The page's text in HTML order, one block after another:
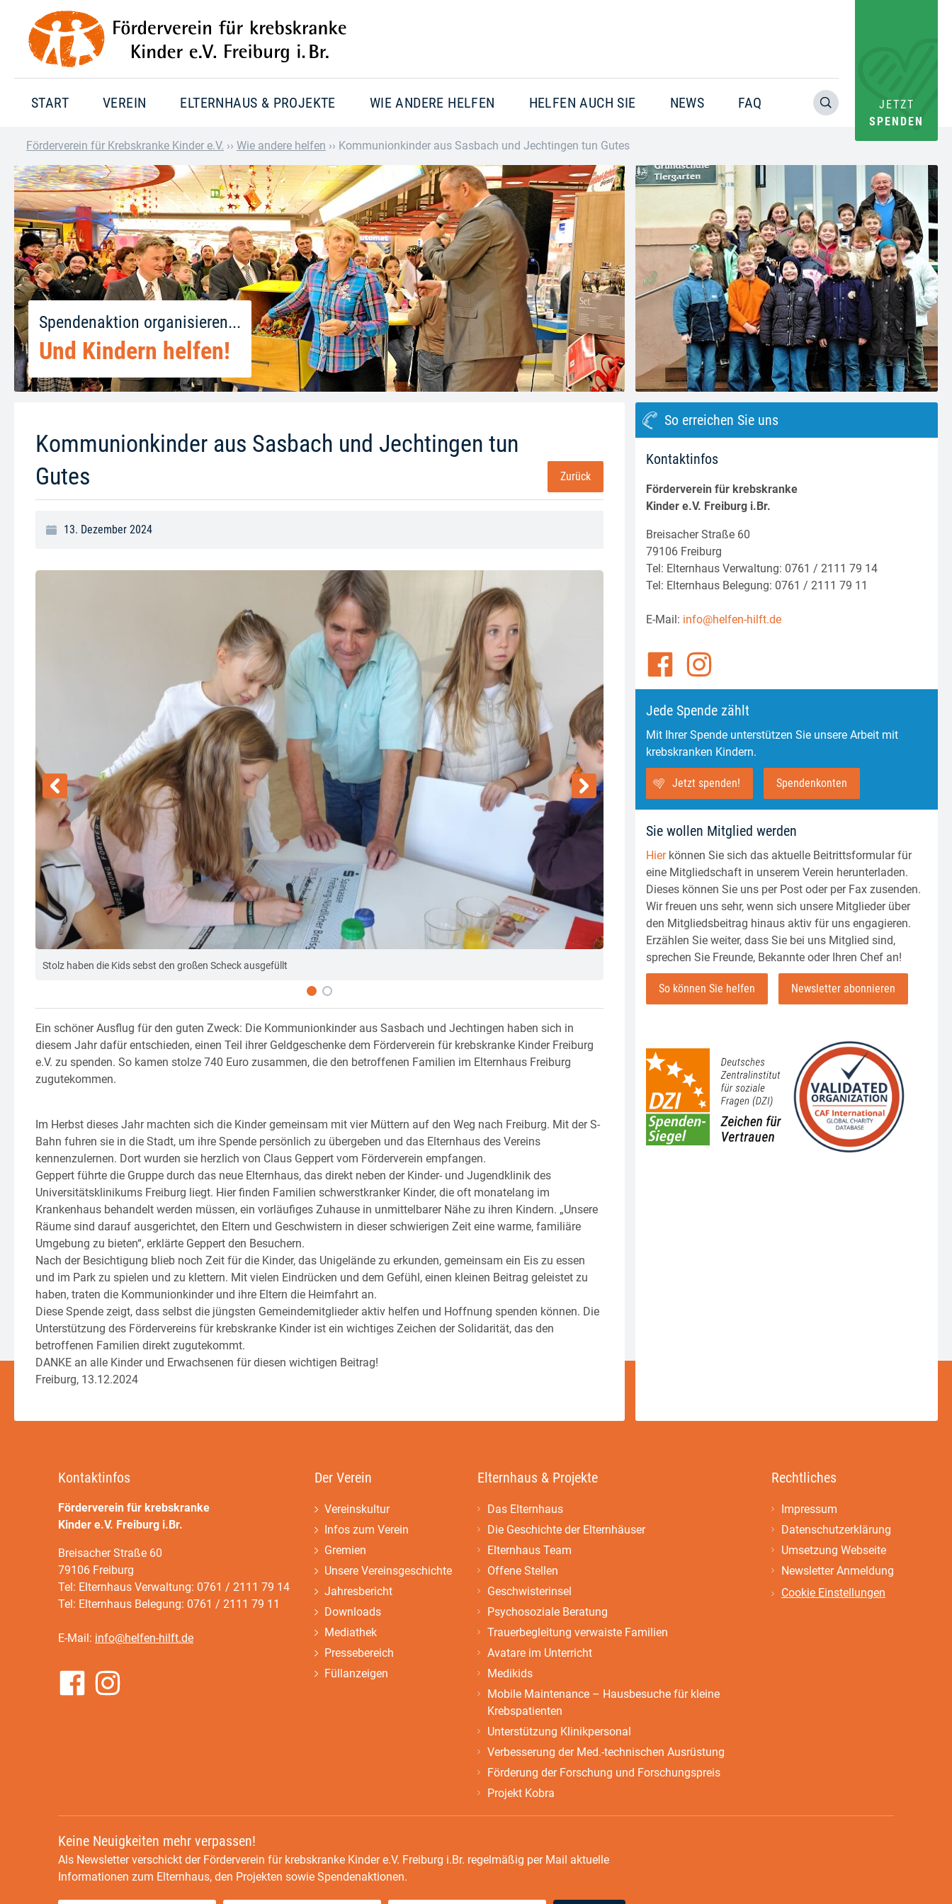
START VEREIN ELTERNHAUS & PROJEKTE WIE ANDERE HELFEN HELFEN AUCH SIE NEWS FAQ
JETZT
SPENDEN
Förderverein für Krebskranke Kinder e.V. ›› Wie andere helfen ›› Kommunionkinder aus Sasbach und Jechtingen tun Gutes
Spendenaktion organisieren...
Und Kindern helfen!
Warning
: Trying to access array offset on value of type bool in
/home/pacs/tgr09/users/website/doms/www.helfen-
hilft.de/htdocs-ssl/app/plugins/oxygen/component-
framework/components/classes/code-
block.class.php(133) : eval()'d code
on line
Kommunionkinder aus Sasbach und Jechtingen tun
Gutes
Zurück
13. Dezember 2024
Stolz haben die Kids sebst den großen Scheck ausgefüllt Die Kommunionkinder vor dem Elternhaus des Förderveeins
Ein schöner Ausflug für den guten Zweck: Die Kommunionkinder aus Sasbach und Jechtingen haben sich in
diesem Jahr dafür entschieden, einen Teil ihrer Geldgeschenke dem Förderverein für krebskranke Kinder Freiburg
e.V. zu spenden. So kamen stolze 740 Euro zusammen, die den betroffenen Familien im Elternhaus Freiburg
zugutekommen.
Im Herbst dieses Jahr machten sich die Kinder gemeinsam mit vier Müttern auf den Weg nach Freiburg. Mit der S-
Bahn fuhren sie in die Stadt, um ihre Spende persönlich zu übergeben und das Elternhaus des Vereins
kennenzulernen. Dort wurden sie herzlich von Claus Geppert vom Förderverein empfangen.
Geppert führte die Gruppe durch das neue Elternhaus, das direkt neben der Kinder- und Jugendklinik des
Universitätsklinikums Freiburg liegt. Hier finden Familien schwerstkranker Kinder, die oft monatelang im
Krankenhaus behandelt werden müssen, ein vorläufiges Zuhause in unmittelbarer Nähe zu ihren Kindern. „Unsere
Räume sind darauf ausgerichtet, den Eltern und Geschwistern in dieser schwierigen Zeit eine warme, familiäre
Umgebung zu bieten“, erklärte Geppert den Besuchern.
Nach der Besichtigung blieb noch Zeit für die Kinder, das Unigelände zu erkunden, gemeinsam ein Eis zu essen
und im Park zu spielen und zu klettern. Mit vielen Eindrücken und dem Gefühl, einen kleinen Beitrag geleistet zu
haben, traten die Kommunionkinder und ihre Eltern die Heimfahrt an.
Diese Spende zeigt, dass selbst die jüngsten Gemeindemitglieder aktiv helfen und Hoffnung spenden können. Die
Unterstützung des Fördervereins für krebskranke Kinder ist ein wichtiges Zeichen der Solidarität, das den
betroffenen Familien direkt zugutekommt.
DANKE an alle Kinder und Erwachsenen für diesen wichtigen Beitrag!
Freiburg, 13.12.2024
So erreichen Sie uns
Kontaktinfos
Förderverein für krebskranke
Kinder e.V. Freiburg i.Br.
Breisacher Straße 60
79106 Freiburg
Tel: Elternhaus Verwaltung: 0761 / 2111 79 14
Tel: Elternhaus Belegung: 0761 / 2111 79 11
E-Mail: info@helfen-hilft.de
Jede Spende zählt
Mit Ihrer Spende unterstützen Sie unsere Arbeit mit
krebskranken Kindern.
Jetzt spenden! Spendenkonten
Sie wollen Mitglied werden
Hierkönnen Sie sich das aktuelle Beitrittsformular für
eine Mitgliedschaft in unserem Verein herunterladen.
Dieses können Sie uns per Post oder per Fax zusenden.
Wir freuen uns sehr, wenn sich unsere Mitglieder über
den Mitgliedsbeitrag hinaus aktiv für uns engagieren.
Erzählen Sie weiter, dass Sie bei uns Mitglied sind,
sprechen Sie Freunde, Bekannte oder Ihren Chef an!
So können Sie helfen Newsletter abonnieren
Kontaktinfos
Förderverein für krebskranke
Kinder e.V. Freiburg i.Br.
Breisacher Straße 60
79106 Freiburg
Tel: Elternhaus Verwaltung: 0761 / 2111 79 14
Tel: Elternhaus Belegung: 0761 / 2111 79 11
E-Mail: info@helfen-hilft.de
Der Verein
Vereinskultur
Infos zum Verein
Gremien
Unsere Vereinsgeschichte
Jahresbericht
Downloads
Mediathek
Pressebereich
Füllanzeigen
Elternhaus & Projekte
Das Elternhaus
Die Geschichte der Elternhäuser
Elternhaus Team
Offene Stellen
Geschwisterinsel
Psychosoziale Beratung
Trauerbegleitung verwaiste Familien
Avatare im Unterricht
Medikids
Mobile Maintenance – Hausbesuche für kleine
Krebspatienten
Unterstützung Klinikpersonal
Verbesserung der Med.-technischen Ausrüstung
Förderung der Forschung und Forschungspreis
Projekt Kobra
Rechtliches
Impressum
Datenschutzerklärung
Umsetzung Webseite
Newsletter Anmeldung
Cookie Einstellungen
Keine Neuigkeiten mehr verpassen!
Als Newsletter verschickt der Förderverein für krebskranke Kinder e.V. Freiburg i.Br. regelmäßig per Mail aktuelle
Informationen zum Elternhaus, den Projekten sowie Spendenaktionen.